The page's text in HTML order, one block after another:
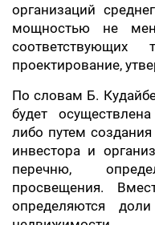
организаций
мощностью не
проектирование,
По словам Б.
будет
либо путем
инвестора и
перечню,
просвещения.
определяются